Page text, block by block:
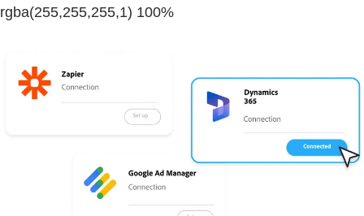
rgba(255,255,255,1) 100%